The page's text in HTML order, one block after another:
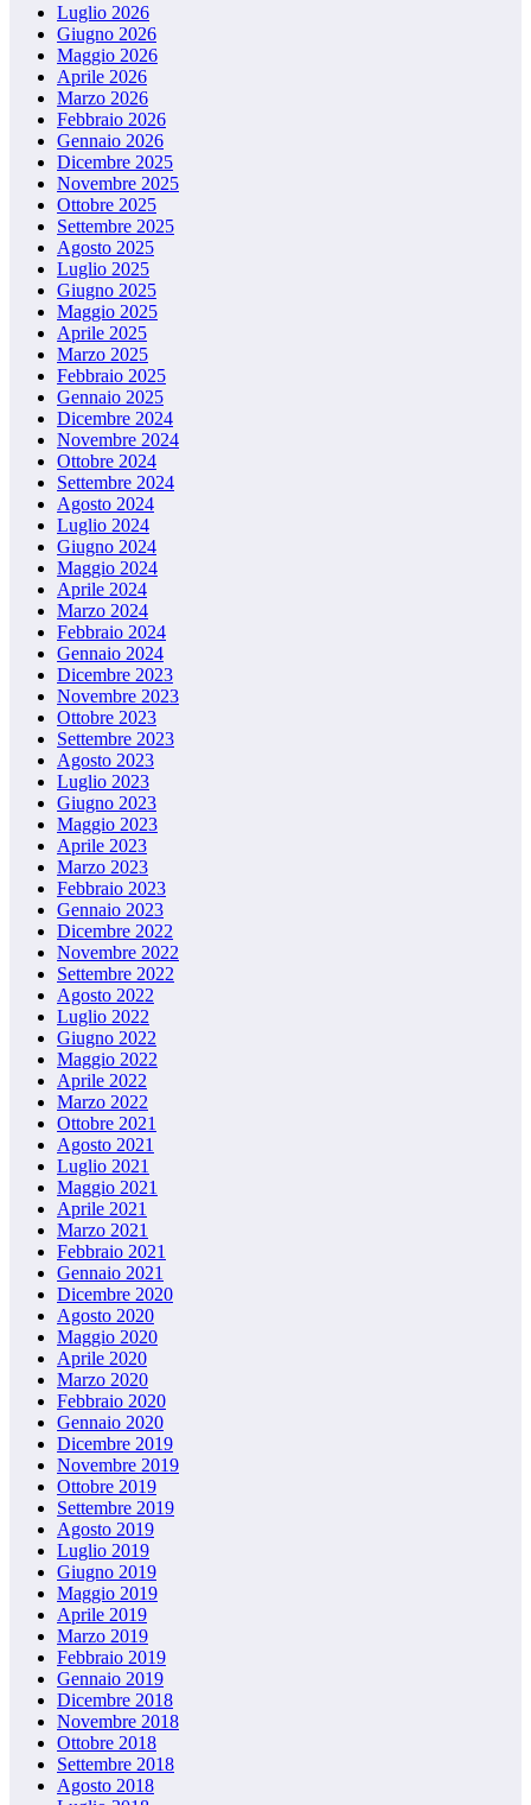
Luglio 2026
Giugno 2026
Maggio 2026
Aprile 2026
Marzo 2026
Febbraio 2026
Gennaio 2026
Dicembre 2025
Novembre 2025
Ottobre 2025
Settembre 2025
Agosto 2025
Luglio 2025
Giugno 2025
Maggio 2025
Aprile 2025
Marzo 2025
Febbraio 2025
Gennaio 2025
Dicembre 2024
Novembre 2024
Ottobre 2024
Settembre 2024
Agosto 2024
Luglio 2024
Giugno 2024
Maggio 2024
Aprile 2024
Marzo 2024
Febbraio 2024
Gennaio 2024
Dicembre 2023
Novembre 2023
Ottobre 2023
Settembre 2023
Agosto 2023
Luglio 2023
Giugno 2023
Maggio 2023
Aprile 2023
Marzo 2023
Febbraio 2023
Gennaio 2023
Dicembre 2022
Novembre 2022
Settembre 2022
Agosto 2022
Luglio 2022
Giugno 2022
Maggio 2022
Aprile 2022
Marzo 2022
Ottobre 2021
Agosto 2021
Luglio 2021
Maggio 2021
Aprile 2021
Marzo 2021
Febbraio 2021
Gennaio 2021
Dicembre 2020
Agosto 2020
Maggio 2020
Aprile 2020
Marzo 2020
Febbraio 2020
Gennaio 2020
Dicembre 2019
Novembre 2019
Ottobre 2019
Settembre 2019
Agosto 2019
Luglio 2019
Giugno 2019
Maggio 2019
Aprile 2019
Marzo 2019
Febbraio 2019
Gennaio 2019
Dicembre 2018
Novembre 2018
Ottobre 2018
Settembre 2018
Agosto 2018